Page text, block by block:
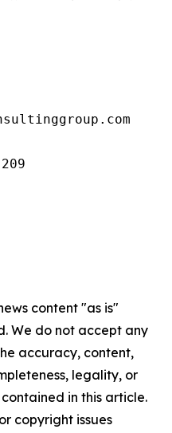
content "as is"
We do not accept any
accuracy, content,
legality, or
in this article.
copyright issues